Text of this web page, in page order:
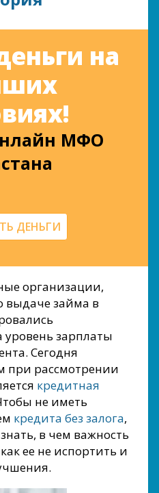
на
МФО
ДЕНЬГИ
организации,
займа в
зарплаты
Сегодня
рассмотрении
кредитная
не иметь
кредита без залога,
в чем важность
ее не испортить и